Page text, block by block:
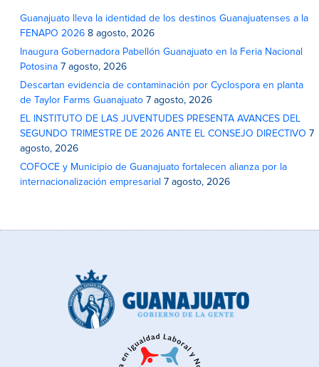
Guanajuato lleva la identidad de los destinos Guanajuatenses a la
FENAPO 2026 8 agosto, 2026
Inaugura Gobernadora Pabellón Guanajuato en la Feria Nacional
Potosina 7 agosto, 2026
Descartan evidencia de contaminación por Cyclospora en planta
de Taylor Farms Guanajuato 7 agosto, 2026
EL INSTITUTO DE LAS JUVENTUDES PRESENTA AVANCES DEL
SEGUNDO TRIMESTRE DE 2026 ANTE EL CONSEJO DIRECTIVO 7
agosto, 2026
COFOCE y Municipio de Guanajuato fortalecen alianza por la
internacionalización empresarial 7 agosto, 2026